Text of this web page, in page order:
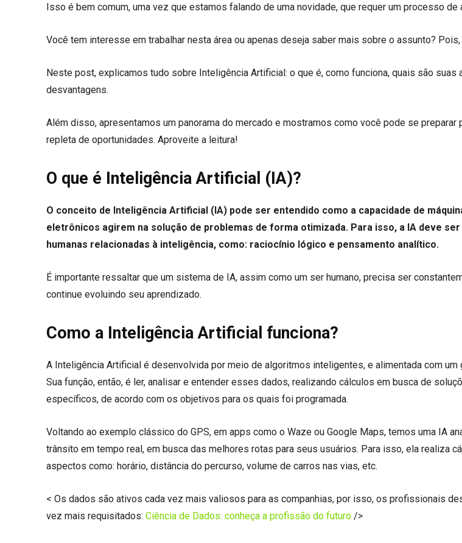
Isso é bem comum, uma vez que estamos falando de uma novidade, que requer um processo de
Você tem interesse em trabalhar nesta área ou apenas deseja saber mais sobre o assunto? Pois,
Neste post, explicamos tudo sobre Inteligência Artificial: o que é, como funciona, quais são suas
desvantagens.
Além disso, apresentamos um panorama do mercado e mostramos como você pode se preparar
repleta de oportunidades. Aproveite a leitura!
O que é Inteligência Artificial (IA)?
O conceito de Inteligência Artificial (IA) pode ser entendido como a capacidade de
eletrônicos agirem na solução de problemas de forma otimizada. Para isso, a IA deve
humanas relacionadas à inteligência, como: raciocínio lógico e pensamento analítico.
É importante ressaltar que um sistema de IA, assim como um ser humano, precisa ser
continue evoluindo seu aprendizado.
Como a Inteligência Artificial funciona?
A Inteligência Artificial é desenvolvida por meio de algoritmos inteligentes, e alimentada com um
Sua função, então, é ler, analisar e entender esses dados, realizando cálculos em busca de
específicos, de acordo com os objetivos para os quais foi programada.
Voltando ao exemplo clássico do GPS, em apps como o Waze ou Google Maps, temos uma IA
trânsito em tempo real, em busca das melhores rotas para seus usuários. Para isso, ela realiza
aspectos como: horário, distância do percurso, volume de carros nas vias, etc.
< Os dados são ativos cada vez mais valiosos para as companhias, por isso, os profissionais
vez mais requisitados: Ciência de Dados: conheça a profissão do futuro />